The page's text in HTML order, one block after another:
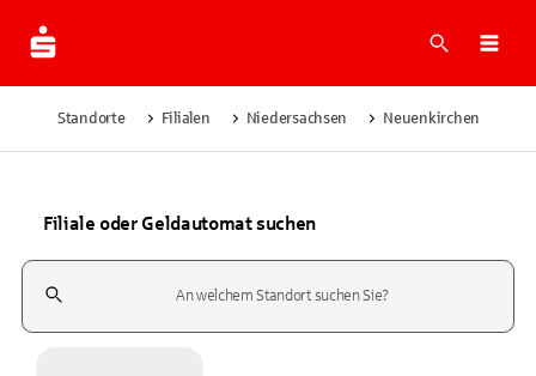
Suche
Standorte Filialen Niedersachsen Neuenkirchen
Filiale oder Geldautomat suchen
Suchfeld